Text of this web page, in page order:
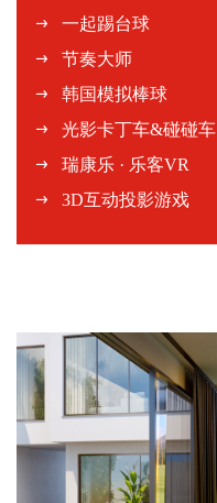
一起踢台球
节奏大师
韩国模拟棒球
光影卡丁车&碰碰车
瑞康乐 · 乐客VR
3D互动投影游戏